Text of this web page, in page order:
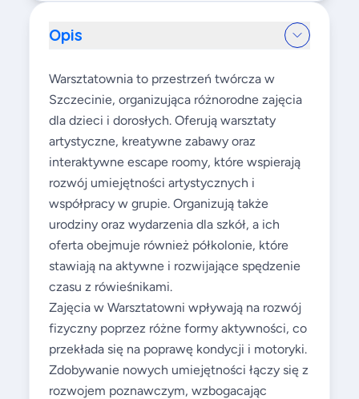
Opis
Warsztatownia to przestrzeń twórcza w
Szczecinie, organizująca różnorodne zajęcia
dla dzieci i dorosłych. Oferują warsztaty
artystyczne, kreatywne zabawy oraz
interaktywne escape roomy, które wspierają
rozwój umiejętności artystycznych i
współpracy w grupie. Organizują także
urodziny oraz wydarzenia dla szkół, a ich
oferta obejmuje również półkolonie, które
stawiają na aktywne i rozwijające spędzenie
czasu z rówieśnikami.
Zajęcia w Warsztatowni wpływają na rozwój
fizyczny poprzez różne formy aktywności, co
przekłada się na poprawę kondycji i motoryki.
Zdobywanie nowych umiejętności łączy się z
rozwojem poznawczym, wzbogacając